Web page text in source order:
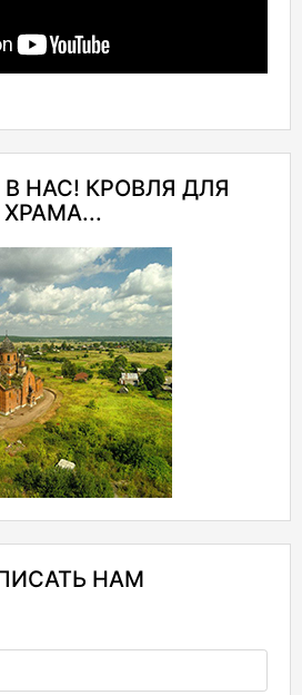
В НАС! КРОВЛЯ ДЛЯ
ХРАМА...
НАМ